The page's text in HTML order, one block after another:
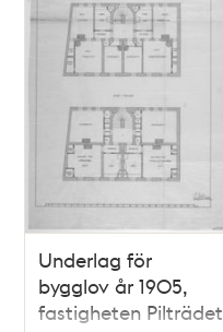
Underlag för
bygglov år 1905,
fastigheten Pilträdet